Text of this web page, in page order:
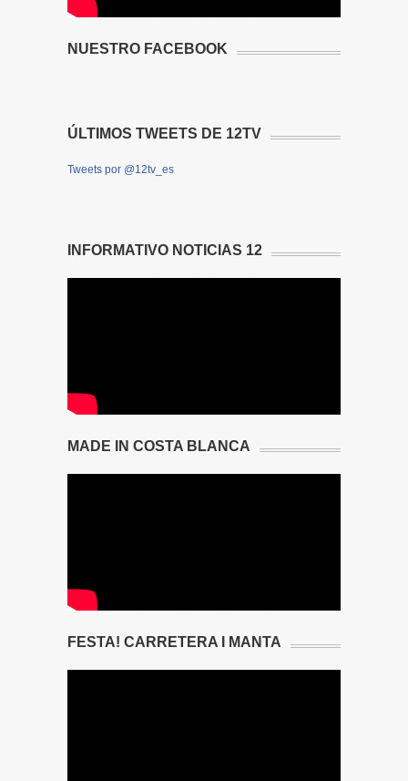
NUESTRO FACEBOOK
ÚLTIMOS TWEETS DE 12TV
Tweets por @12tv_es
INFORMATIVO NOTICIAS 12
MADE IN COSTA BLANCA
FESTA! CARRETERA I MANTA